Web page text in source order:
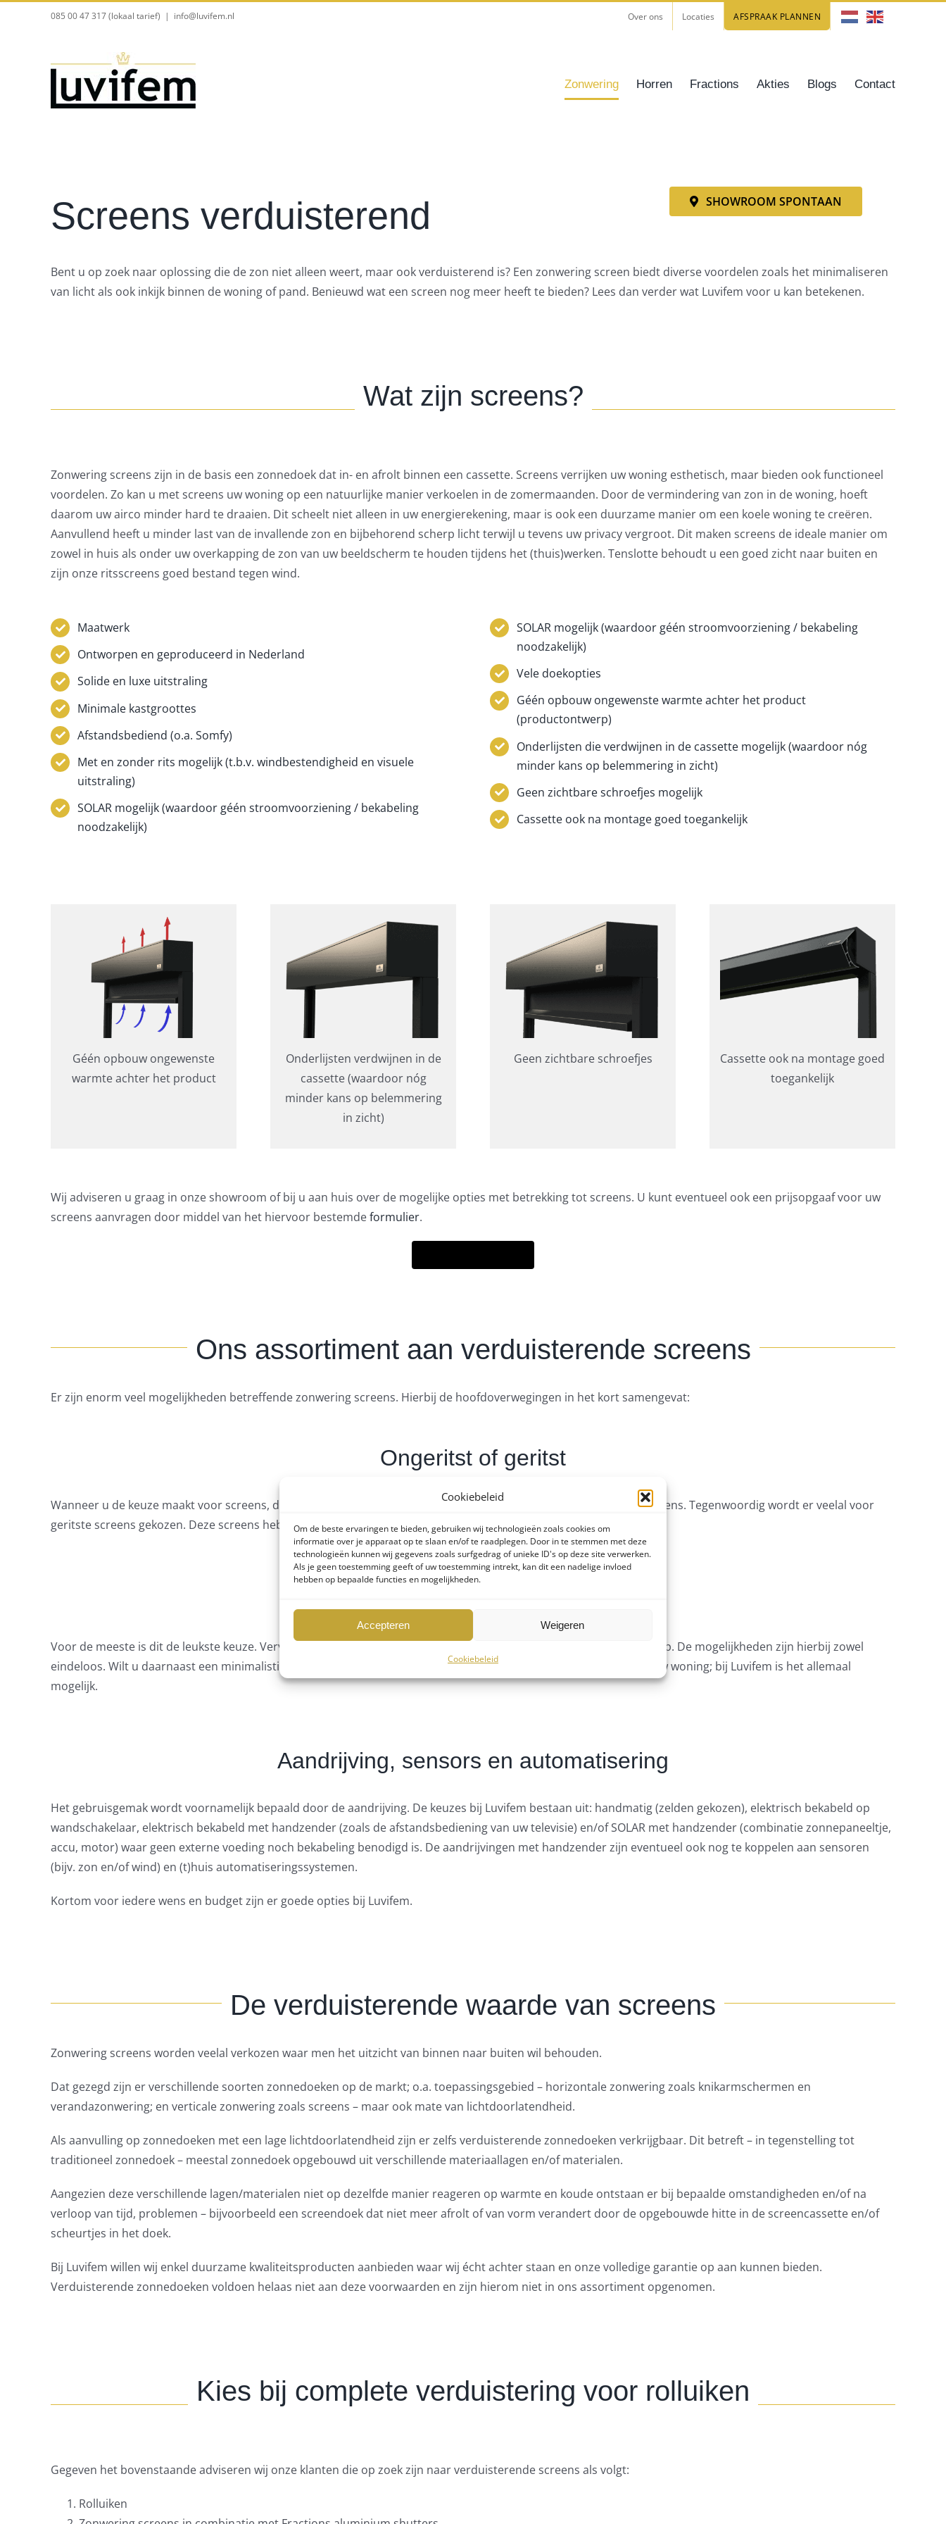
Cookiebeleid
Om de beste ervaringen te bieden, gebruiken wij technologieën zoals cookies om
informatie over je apparaat op te slaan en/of te raadplegen. Door in te stemmen met deze
technologieën kunnen wij gegevens zoals surfgedrag of unieke ID's op deze site verwerken.
Als je geen toestemming geeft of uw toestemming intrekt, kan dit een nadelige invloed
hebben op bepaalde functies en mogelijkheden.
Accepteren Weigeren
Cookiebeleid
085 00 47 317 (lokaal tarief) | info@luvifem.nl Over ons Locaties AFSPRAAK PLANNEN
Zonwering Horren Fractions Akties Blogs Contact
Screens verduisterend SHOWROOM SPONTAAN
Bent u op zoek naar oplossing die de zon niet alleen weert, maar ook verduisterend is? Een zonwering screen biedt diverse voordelen zoals het minimaliseren
van licht als ook inkijk binnen de woning of pand. Benieuwd wat een screen nog meer heeft te bieden? Lees dan verder wat Luvifem voor u kan betekenen.
Wat zijn screens?
Zonwering screens zijn in de basis een zonnedoek dat in- en afrolt binnen een cassette. Screens verrijken uw woning esthetisch, maar bieden ook functioneel
voordelen. Zo kan u met screens uw woning op een natuurlijke manier verkoelen in de zomermaanden. Door de vermindering van zon in de woning, hoeft
daarom uw airco minder hard te draaien. Dit scheelt niet alleen in uw energierekening, maar is ook een duurzame manier om een koele woning te creëren.
Aanvullend heeft u minder last van de invallende zon en bijbehorend scherp licht terwijl u tevens uw privacy vergroot. Dit maken screens de ideale manier om
zowel in huis als onder uw overkapping de zon van uw beeldscherm te houden tijdens het (thuis)werken. Tenslotte behoudt u een goed zicht naar buiten en
zijn onze ritsscreens goed bestand tegen wind.
Maatwerk
Ontworpen en geproduceerd in Nederland
Solide en luxe uitstraling
Minimale kastgroottes
Afstandsbediend (o.a. Somfy)
Met en zonder rits mogelijk (t.b.v. windbestendigheid en visuele
uitstraling)
SOLAR mogelijk (waardoor géén stroomvoorziening / bekabeling
noodzakelijk)
SOLAR mogelijk (waardoor géén stroomvoorziening / bekabeling
noodzakelijk)
Vele doekopties
Géén opbouw ongewenste warmte achter het product
(productontwerp)
Onderlijsten die verdwijnen in de cassette mogelijk (waardoor nóg
minder kans op belemmering in zicht)
Geen zichtbare schroefjes mogelijk
Cassette ook na montage goed toegankelijk
Géén opbouw ongewenste
warmte achter het product
Onderlijsten verdwijnen in de
cassette (waardoor nóg
minder kans op belemmering
in zicht)
Geen zichtbare schroefjes
Cassette ook na montage goed
toegankelijk
Wij adviseren u graag in onze showroom of bij u aan huis over de mogelijke opties met betrekking tot screens. U kunt eventueel ook een prijsopgaaf voor uw
screens aanvragen door middel van het hiervoor bestemdeformulier.
Ons assortiment aan verduisterende screens
Er zijn enorm veel mogelijkheden betreffende zonwering screens. Hierbij de hoofdoverwegingen in het kort samengevat:
Ongeritst of geritst
Wanneer u de keuze maakt voor screens, dan heeft u verschillende opties. De eerste zijn ongeritste als geritste screens. Tegenwoordig wordt er veelal voor
geritste screens gekozen. Deze screens hebben esthetisch de mooiste aansluiting, wat ze zo populair maakt.
Voor de meeste is dit de leukste keuze. Vervolgens gaan we namelijk over tot de keuze in kleuren als productontwerp. De mogelijkheden zijn hierbij zowel
eindeloos. Wilt u daarnaast een minimalistische screen voor een nette prijs of een product volledig op maat naar uw woning; bij Luvifem is het allemaal
mogelijk.
Aandrijving, sensors en automatisering
Het gebruisgemak wordt voornamelijk bepaald door de aandrijving. De keuzes bij Luvifem bestaan uit: handmatig (zelden gekozen), elektrisch bekabeld op
wandschakelaar, elektrisch bekabeld met handzender (zoals de afstandsbediening van uw televisie) en/of SOLAR met handzender (combinatie zonnepaneeltje,
accu, motor) waar geen externe voeding noch bekabeling benodigd is. De aandrijvingen met handzender zijn eventueel ook nog te koppelen aan sensoren
(bijv. zon en/of wind) en (t)huis automatiseringssystemen.
Kortom voor iedere wens en budget zijn er goede opties bij Luvifem.
De verduisterende waarde van screens
Zonwering screens worden veelal verkozen waar men het uitzicht van binnen naar buiten wil behouden.
Dat gezegd zijn er verschillende soorten zonnedoeken op de markt; o.a. toepassingsgebied – horizontale zonwering zoals knikarmschermen en
verandazonwering; en verticale zonwering zoals screens – maar ook mate van lichtdoorlatendheid.
Als aanvulling op zonnedoeken met een lage lichtdoorlatendheid zijn er zelfs verduisterende zonnedoeken verkrijgbaar. Dit betreft – in tegenstelling tot
traditioneel zonnedoek – meestal zonnedoek opgebouwd uit verschillende materiaallagen en/of materialen.
Aangezien deze verschillende lagen/materialen niet op dezelfde manier reageren op warmte en koude ontstaan er bij bepaalde omstandigheden en/of na
verloop van tijd, problemen – bijvoorbeeld een screendoek dat niet meer afrolt of van vorm verandert door de opgebouwde hitte in de screencassette en/of
scheurtjes in het doek.
Bij Luvifem willen wij enkel duurzame kwaliteitsproducten aanbieden waar wij écht achter staan en onze volledige garantie op aan kunnen bieden.
Verduisterende zonnedoeken voldoen helaas niet aan deze voorwaarden en zijn hierom niet in ons assortiment opgenomen.
Kies bij complete verduistering voor rolluiken
Gegeven het bovenstaande adviseren wij onze klanten die op zoek zijn naar verduisterende screens als volgt:
Rolluiken